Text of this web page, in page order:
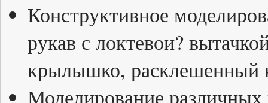
Конструктивное
рукав с локтевои?
крылышко, расклешенный
Моделирование